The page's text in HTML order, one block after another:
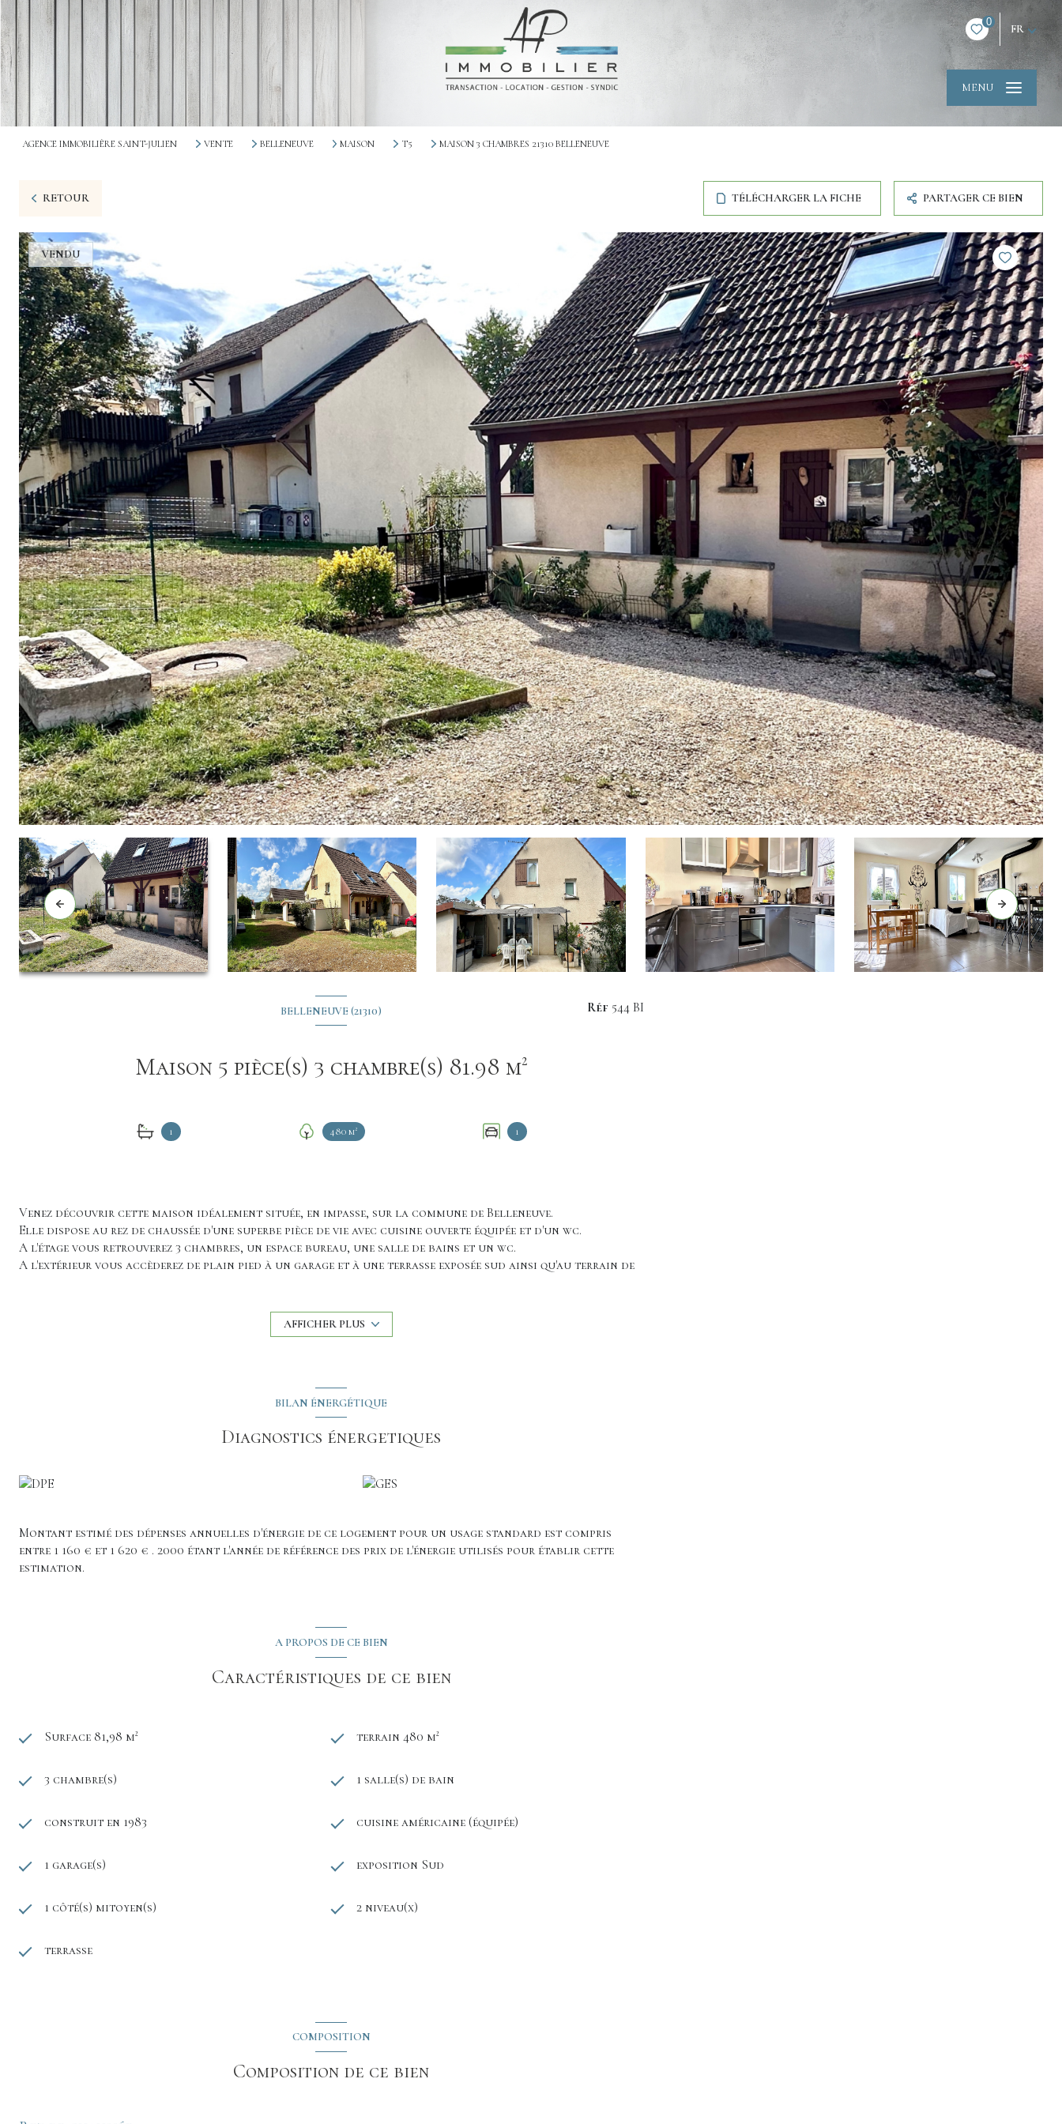
0
FR
MENU
AGENCE IMMOBILIÈRE SAINT-JULIEN VENTE BELLENEUVE MAISON T5 MAISON 3 CHAMBRES 21310 BELLENEUVE
RETOUR TÉLÉCHARGER LA FICHE PARTAGER CE BIEN
VENDU
BELLENEUVE (21310)
Maison 5 pièce(s) 3 chambre(s) 81.98 m²
1 480 m² 1
Réf 544 BI
Venez découvrir cette maison idéalement située, en impasse, sur la commune de Belleneuve.
Elle dispose au rez de chaussée d'une superbe pièce de vie avec cuisine ouverte équipée et d'un wc.
A l'étage vous retrouverez 3 chambres, un espace bureau, une salle de bains et un wc.
A l'extérieur vous accèderez de plain pied à un garage et à une terrasse exposée sud ainsi qu'au terrain de
La commune de Belleneuve présente de nombreux avantages: écoles primaires, commerces de proximités,
nombreuses associations sportives et culturelles, médecins...
AFFICHER PLUS
BILAN ÉNERGÉTIQUE
Diagnostics énergetiques
Montant estimé des dépenses annuelles d'énergie de ce logement pour un usage standard est compris
entre 1 160 € et 1 620 € . 2000 étant l'année de référence des prix de l'énergie utilisés pour établir cette
estimation.
A PROPOS DE CE BIEN
Caractéristiques de ce bien
Surface 81,98 m² terrain 480 m²
3 chambre(s) 1 salle(s) de bain
construit en 1983 cuisine américaine (équipée)
1 garage(s) exposition Sud
1 côté(s) mitoyen(s) 2 niveau(x)
terrasse
COMPOSITION
Composition de ce bien